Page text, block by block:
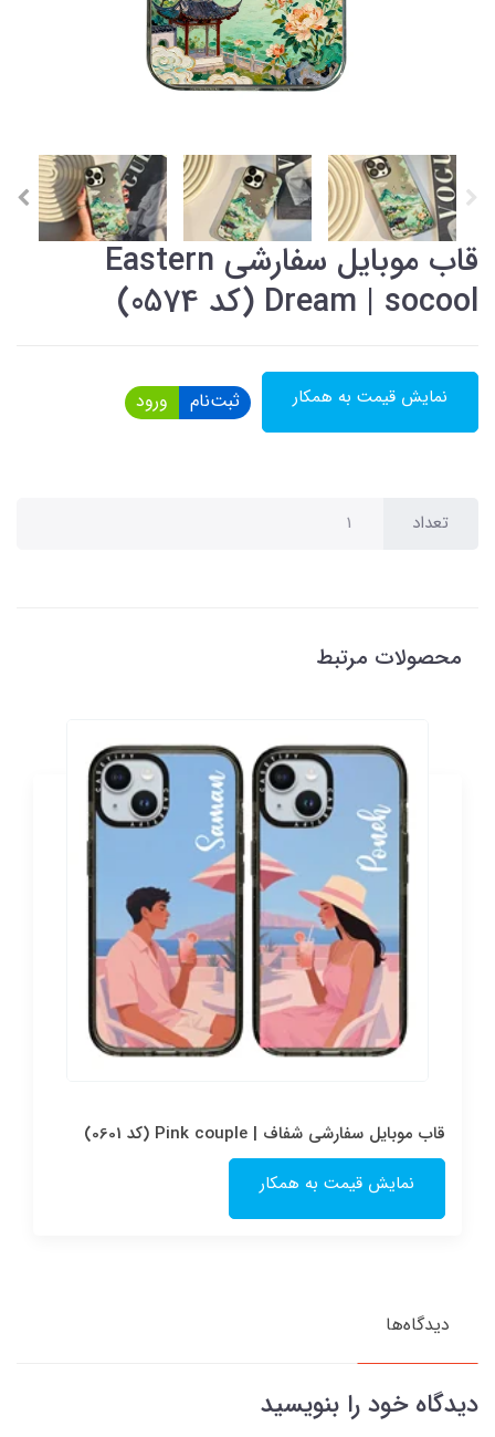
قاب موبایل سفارشی Eastern
Dream | socool (کد 0574)
نمایش قیمت به همکار ثبت‌نام ورود
تعداد
محصولات مرتبط
قاب موبایل سفارشی شفاف | Pink couple (کد 0601)
نمایش قیمت به همکار
دیدگاه‌ها
دیدگاه خود را بنویسید